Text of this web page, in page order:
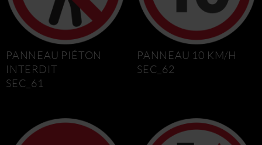
PANNEAU PIÉTON
INTERDIT
SEC_61
PANNEAU 10 KM/H
SEC_62